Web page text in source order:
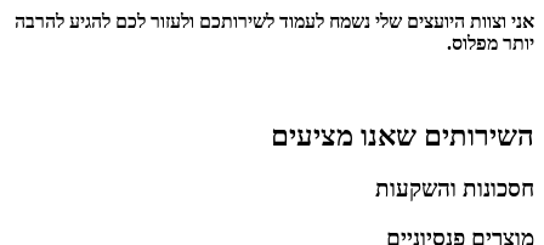
אני וצוות היועצים שלי נשמח לעמוד לשירותכם ולעזור לכם להגיע להרבה
יותר מפלוס.
השירותים שאנו מציעים
חסכונות והשקעות
מוצרים פנסיוניים